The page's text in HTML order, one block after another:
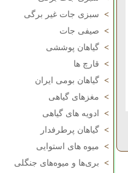
> سبزی جات غیر برگی
> صیفی جات
> گیاهان پوششی
> قارچ ها
> گیاهان بومی ایران
> مغزهای گیاهی
>
ادویه های گیاهی
> گیاهان پرطرفدار
> میوه های استوایی
> بری‌ها و میوه‌های جنگلی